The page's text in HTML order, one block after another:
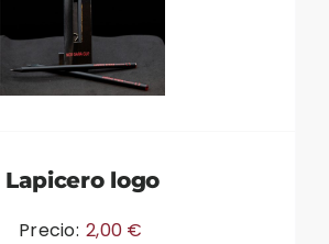
Lapicero logo
Precio: 2,00 €